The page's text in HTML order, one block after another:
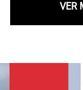
VER